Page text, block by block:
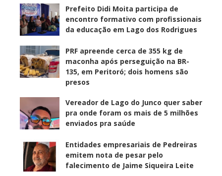
Prefeito Didi Moita participa de
encontro formativo com profissionais
da educação em Lago dos Rodrigues
PRF apreende cerca de 355 kg de
maconha após perseguição na BR-
135, em Peritoró; dois homens são
presos
Vereador de Lago do Junco quer saber
pra onde foram os mais de 5 milhões
enviados pra saúde
Entidades empresariais de Pedreiras
emitem nota de pesar pelo
falecimento de Jaime Siqueira Leite